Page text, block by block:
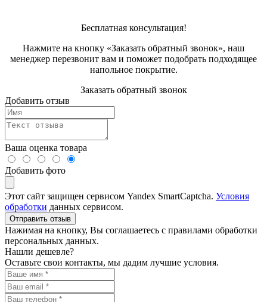
Бесплатная консультация!
Нажмите на кнопку «Заказать обратный звонок», наш
менеджер перезвонит вам и поможет подобрать подходящее
напольное покрытие.
Заказать обратный звонок
Добавить отзыв
Ваша оценка товара
Добавить фото
Этот сайт защищен сервисом Yandex SmartCaptcha. Условия
обработки данных сервисом.
Отправить отзыв
Нажимая на кнопку, Вы соглашаетесь с правилами обработки
персональных данных.
Нашли дешевле?
Оставьте свои контакты, мы дадим лучшие условия.